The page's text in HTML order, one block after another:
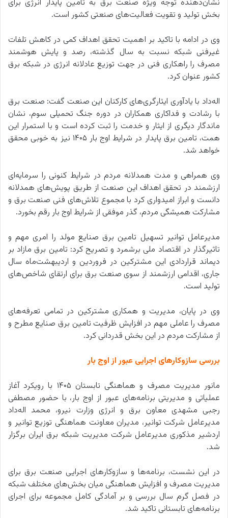
نشان‌دهنده توجه ویژه صنعت برق به تامین پایدار انرژی برای
بخش تولید و تقویت فعالیت‌های صنعتی کشور است.
وی در ادامه با تاکید بر اهمیت تحقق اهداف کمی در کاهش تلفات
غیرفنی شبکه نسبت به سال گذشته، رصد و پایش هوشمند
مصرف را راهکاری فنی در جهت توزیع عادلانه انرژی در شبکه برق
کشور عنوان کرد.
اله‌داد با یادآوری ایثارگری‌های کارکنان این صنعت گفت: صنعت برق
با رشادت و فداکاری همکاران در دوره جنگ تحمیلی سوم، نشان
ماندگار دیگری از ایثار و خدمت را ثبت کرده است و با استمرار این
همت، تامین برق پایدار در شرایط اوج بار ۱۴۰۵ نیز به خوبی محقق
خواهد شد.
وی همراهی و مدت همدلانه مردم در شرایط کنونی را سرمایه‌ای
ارزشمند در تحقق اهداف این صنعت از طریق پویش‌های همدلانه
دانست و ابراز امیدواری کرد با مجموع تلاش‌های فنی صنعت برق و
مشارکت همیشگی مردم، گذر موفقی از شرایط اوج بار رقم بخورد.
مدیرعامل توانیر تسهیل تامین برق صنایع مولد را امری مهم و
تاثیرگذار در اقتصاد ملی برشمرد و تصریح کرد: تامین برق مازاد بر
دیماند قراردادی این مشترکین در فروردین و اردیبهشت‌ماه سال
جاری، اقدامی ارزشمند از سوی صنعت برق برای ارتقای شاخص‌های
تولید است.
وی در پایان، مدیریت و همکاری مشترکین در تمامی تعرفه‌های
مصرف را عاملی مهم در افزایش ظرفیت تامین برق صنایع مطرح و
از مشارکت مردم در این بخش قدردانی کرد.
بررسی سازوکارهای اجرایی عبور از اوج بار
مانور مدیریت مصرف و هماهنگی تابستان ۱۴۰۵ با رویکرد آغاز
عملیاتی و مدیریتی برنامه‌های عبور از اوج بار، با حضور مصطفی
رجبی مشهدی معاون برق و انرژی وزارت نیرو، محمد اله‌داد
مدیرعامل شرکت توانیر، مدیران معاونت هماهنگی توزیع توانیر و
اردشیر مذکوری مدیرعامل شرکت مدیریت شبکه برق ایران برگزار
شد.
در این نشست، برنامه‌ها و سازوکارهای اجرایی صنعت برق برای
مدیریت مصرف و افزایش هماهنگی میان بخش‌های مختلف شبکه
در فصل گرم سال بررسی و بر آمادگی کامل مجموعه برای اجرای
برنامه‌های تابستانی تاکید شد.